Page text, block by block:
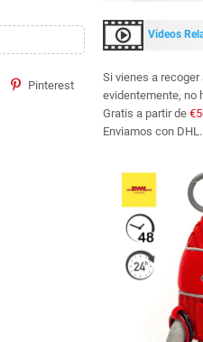
Pinterest
Videos
Si vienes a recoger
evidentemente, no
Gratis a partir de
Enviamos con DHL.